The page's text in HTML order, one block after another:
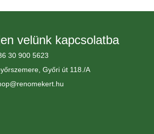
velünk kapcsolatba
30 900 5623
Győri út 118./A